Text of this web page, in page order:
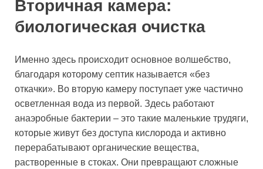
Вторичная камера:
биологическая очистка
Именно здесь происходит основное волшебство,
благодаря которому септик называется «без
откачки». Во вторую камеру поступает уже частично
осветленная вода из первой. Здесь работают
анаэробные бактерии – это такие маленькие трудяги,
которые живут без доступа кислорода и активно
перерабатывают органические вещества,
растворенные в стоках. Они превращают сложные